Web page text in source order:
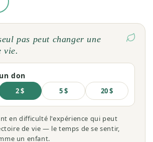
pas peut changer une
vie.
don
2 $ 5 $ 20 $
en difficulté l'expérience qui peut
de vie — le temps de se sentir,
un enfant.